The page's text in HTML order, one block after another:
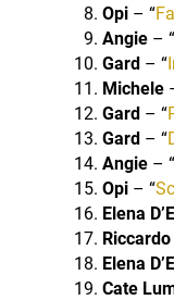
Opi– “
Angie– “
Gard– “
Michele
Gard– “
Gard– “
Angie– “
Opi– “
Elena
Elena
Cate